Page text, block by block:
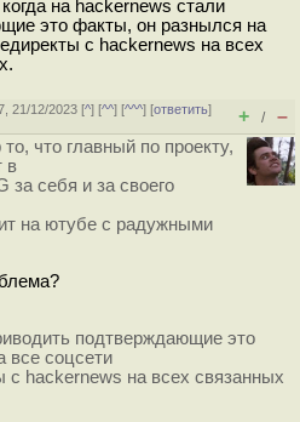
на hackernews стали
это факты, он разнылся на
с hackernews на всех
21/12/2023 [^] [^^] [^^^] [ответить]
+ / –
что главный по проекту,
в
за себя и за своего
на ютубе с радужными
подтверждающие это
все соцсети
с hackernews на всех связанных